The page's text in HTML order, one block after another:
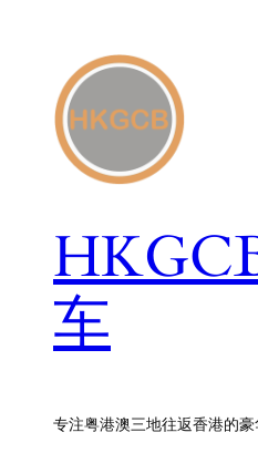
车
专注粤港澳三地往返香港的